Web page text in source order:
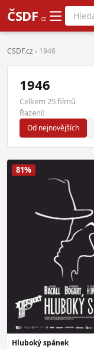
ČSDF .cz
CSDF.cz › 1946
1946
Celkem 25 filmů
Řazení:
Od nejnovějších
81%
Hluboký spánek